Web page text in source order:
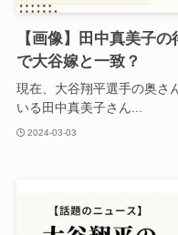
【画像】田中真美子
で大谷嫁と一致？
現在、大谷翔平選手の奥さ
いる田中真美子さん...
2024-03-03